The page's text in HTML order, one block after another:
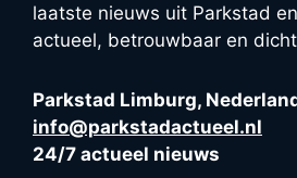
laatste nieuws uit Parkstad
actueel, betrouwbaar en
Parkstad Limburg,
info@parkstadactueel.nl
24/7 actueel nieuws